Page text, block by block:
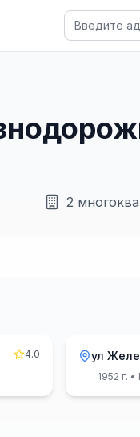
2
4.0
ул
1952 г. •